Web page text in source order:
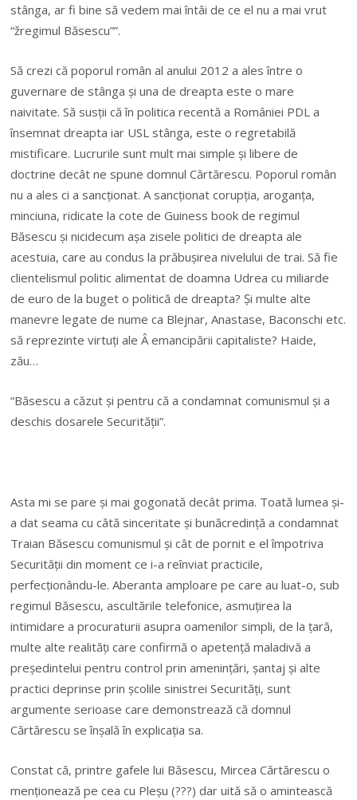
stânga, ar fi bine să vedem mai întâi de ce el nu a mai vrut
“žregimul Băsescu””.
Să crezi că poporul român al anului 2012 a ales între o
guvernare de stânga și una de dreapta este o mare
naivitate. Să susții că în politica recentă a României PDL a
însemnat dreapta iar USL stânga, este o regretabilă
mistificare. Lucrurile sunt mult mai simple și libere de
doctrine decât ne spune domnul Cărtărescu. Poporul român
nu a ales ci a sancționat. A sancționat corupția, aroganța,
minciuna, ridicate la cote de Guiness book de regimul
Băsescu și nicidecum așa zisele politici de dreapta ale
acestuia, care au condus la prăbușirea nivelului de trai. Să fie
clientelismul politic alimentat de doamna Udrea cu miliarde
de euro de la buget o politică de dreapta? Și multe alte
manevre legate de nume ca Blejnar, Anastase, Baconschi etc.
să reprezinte virtuți ale Â emancipării capitaliste? Haide,
zău…
“Băsescu a căzut și pentru că a condamnat comunismul și a
deschis dosarele Securității”.
Asta mi se pare și mai gogonată decât prima. Toată lumea și-
a dat seama cu câtă sinceritate și bunăcredință a condamnat
Traian Băsescu comunismul și cât de pornit e el împotriva
Securității din moment ce i-a reînviat practicile,
perfecționându-le. Aberanta amploare pe care au luat-o, sub
regimul Băsescu, ascultările telefonice, asmuțirea la
intimidare a procuraturii asupra oamenilor simpli, de la țară,
multe alte realități care confirmă o apetență maladivă a
președintelui pentru control prin amenințări, șantaj și alte
practici deprinse prin școlile sinistrei Securități, sunt
argumente serioase care demonstrează că domnul
Cărtărescu se înșală în explicația sa.
Constat că, printre gafele lui Băsescu, Mircea Cărtărescu o
menționează pe cea cu Pleșu (???) dar uită să o amintească